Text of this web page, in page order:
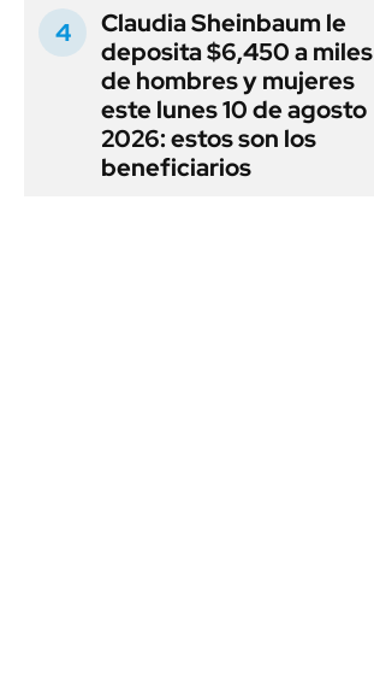
Claudia Sheinbaum le
deposita $6,450 a miles
de hombres y mujeres
este lunes 10 de agosto
2026: estos son los
beneficiarios